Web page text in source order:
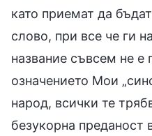
като приемат да
слово, при все че ги
название съвсем не
означението Мои
народ, всички те
безукорна преданост